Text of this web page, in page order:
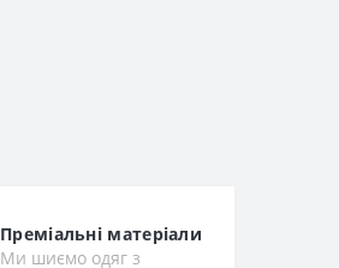
Преміальні матеріали
Ми шиємо одяг з